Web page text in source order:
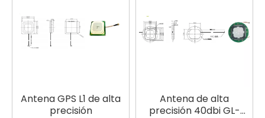
Antena GPS L1 de alta
precisión
Antena de alta
precisión 40dbi GL-